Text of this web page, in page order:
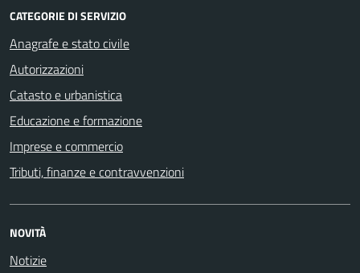
CATEGORIE DI SERVIZIO
Anagrafe e stato civile
Autorizzazioni
Catasto e urbanistica
Educazione e formazione
Imprese e commercio
Tributi, finanze e contravvenzioni
NOVITÀ
Notizie